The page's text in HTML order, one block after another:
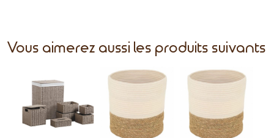
Vous aimerez aussi les produits suivants